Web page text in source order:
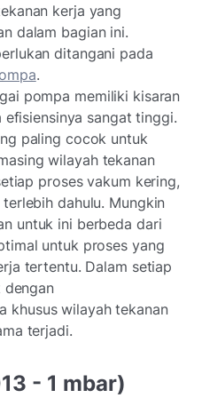
kerja yang
dalam bagian ini.
ditangani pada
.
pompa memiliki kisaran
sangat tinggi.
paling cocok untuk
wilayah tekanan
proses vakum kering,
dahulu. Mungkin
untuk ini berbeda dari
untuk proses yang
tertentu. Dalam setiap
dengan
khusus wilayah tekanan
terjadi.
- 1 mbar)